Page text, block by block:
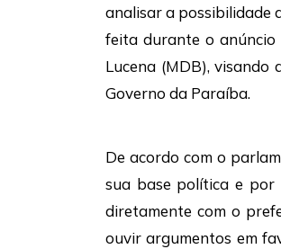
analisar a possibilidade
feita durante o anúncio
Lucena (MDB), visando
Governo da Paraíba.
De acordo com o
sua base política e por
diretamente com o
ouvir argumentos em